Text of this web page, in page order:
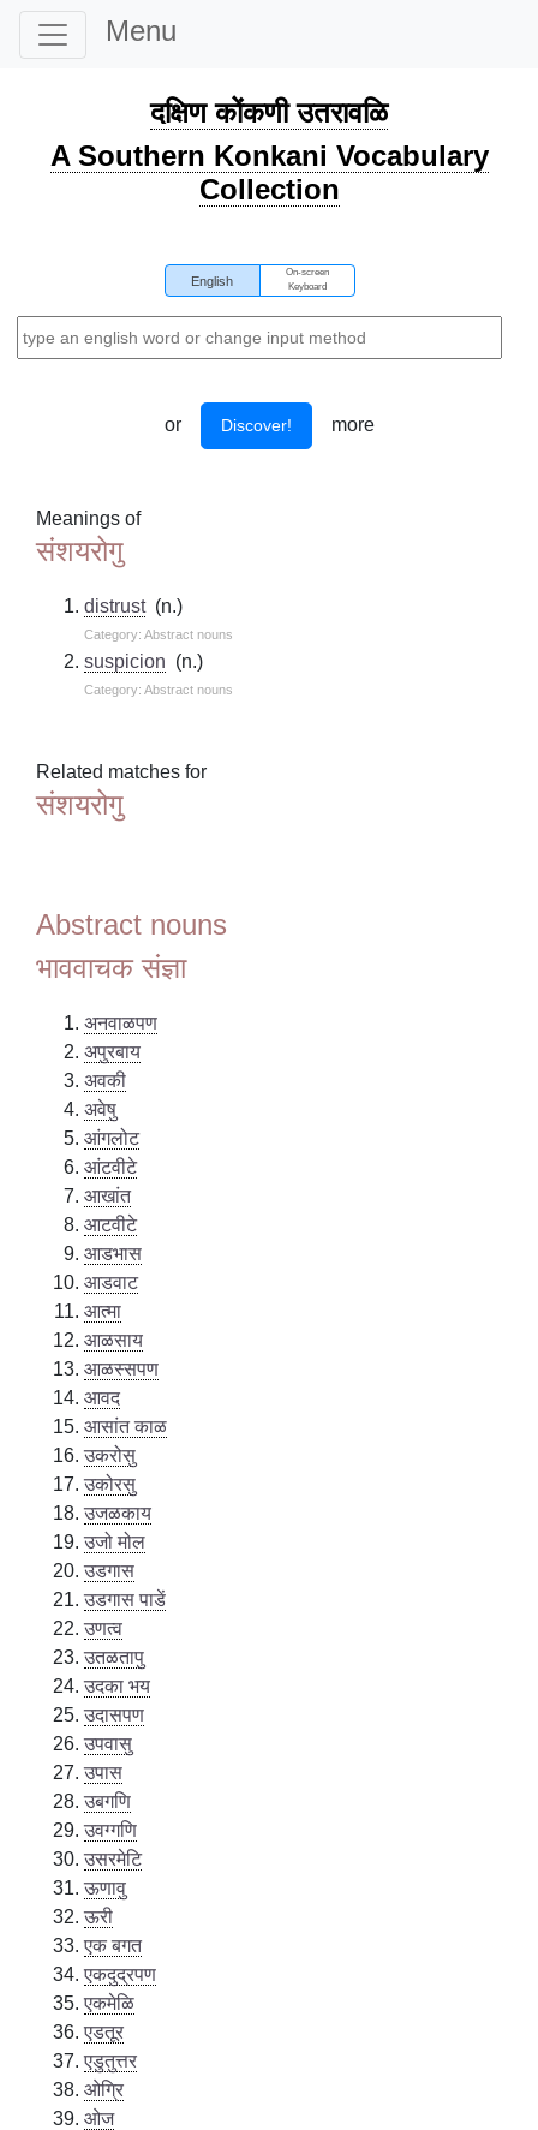
Menu
दक्षिण कोंकणी उतरावळि
A Southern Konkani Vocabulary
Collection
English
On-screen
Keyboard
or Discover! more
Meanings of
संशयरोगु
distrust(n.)
Category: Abstract nouns
suspicion (n.)
Category: Abstract nouns
Related matches for
संशयरोगु
Abstract nouns
भाववाचक संज्ञा
अनवाळपण
अपुरबाय
अवकी
अवेषु
आंगलोट
आंटवीटे
आखांत
आटवीटे
आडभास
आडवाट
आत्मा
आळसाय
आळस्सपण
आवद
आसांत काळ
उकरोसु
उकोरसु
उजळकाय
उजो मोल
उडगास
उडगास पाडें
उणत्व
उतळतापु
उदका भय
उदासपण
उपवासु
उपास
उबगणि
उवग्गणि
उसरमेटि
ऊणावु
ऊरी
एक बगत
एकदुद्रपण
एकमेळि
एडतूर
एडुतुत्तर
ओग्रि
ओज